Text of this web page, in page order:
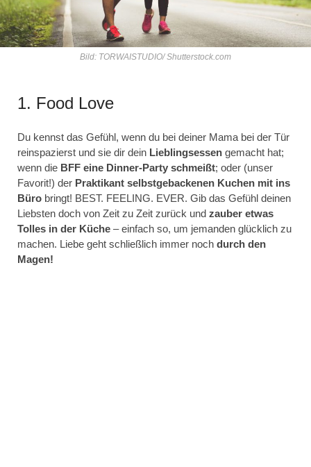
Bild: TORWAISTUDIO/ Shutterstock.com
1. Food Love
Du kennst das Gefühl, wenn du bei deiner Mama bei der Tür
reinspazierst und sie dir dein Lieblingsessen gemacht hat;
wenn die BFF eine Dinner-Party schmeißt; oder (unser
Favorit!) der Praktikant selbstgebackenen Kuchen mit ins
Büro bringt! BEST. FEELING. EVER. Gib das Gefühl deinen
Liebsten doch von Zeit zu Zeit zurück und zauber etwas
Tolles in der Küche – einfach so, um jemanden glücklich zu
machen. Liebe geht schließlich immer noch durch den
Magen!